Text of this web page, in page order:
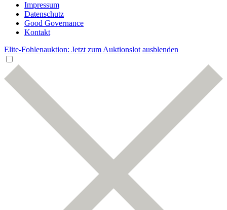
Impressum
Datenschutz
Good Governance
Kontakt
Elite-Fohlenauktion: Jetzt zum Auktionslot ausblenden